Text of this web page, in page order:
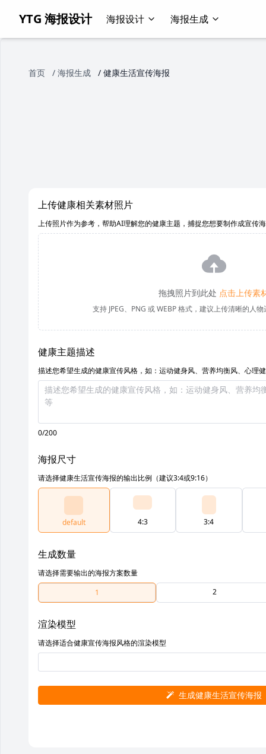
YTG 海报设计 海报设计 海报生成
首页 / 海报生成 / 健康生活宣传海报
上传健康相关素材照片
上传照片作为参考，帮助AI理解您的健康主题，捕捉您想要制作成宣传
拖拽照片到此处 点击上传素
支持 JPEG、PNG 或 WEBP 格式，建议上传清晰的人
健康主题描述
描述您希望生成的健康宣传风格，如：运动健身风、营养均衡风、心理
0/200
海报尺寸
请选择健康生活宣传海报的输出比例（建议3:4或9:16）
default 4:3 3:4
生成数量
请选择需要输出的海报方案数量
1
2
渲染模型
请选择适合健康宣传海报风格的渲染模型
生成健康生活宣传海报